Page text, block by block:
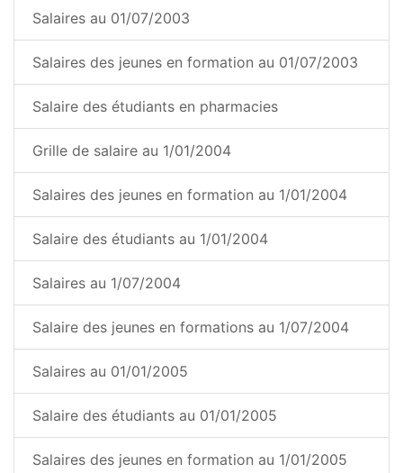
Salaires au 01/07/2003
Salaires des jeunes en formation au 01/07/2003
Salaire des étudiants en pharmacies
Grille de salaire au 1/01/2004
Salaires des jeunes en formation au 1/01/2004
Salaire des étudiants au 1/01/2004
Salaires au 1/07/2004
Salaire des jeunes en formations au 1/07/2004
Salaires au 01/01/2005
Salaire des étudiants au 01/01/2005
Salaires des jeunes en formation au 1/01/2005